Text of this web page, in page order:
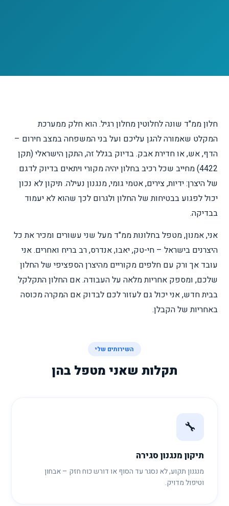
חלון ממ"ד שונה לחלוטין מחלון רגיל. הוא חלק ממערכת
המקלט שאמורה להגן עליכם ועל בני המשפחה במצב חירום –
הדף, אש, או חדירת אבק. בדיוק בגלל זה, התקן הישראלי (תקן
4422) מחייב שכל רכיב בחלון יהיה מקורי ויתאים בדיוק לדגם
של היצרן: ידיות, צירים, אטמי גומי, מנגנון נעילה. תיקון לא נכון
יכול לפגוע בבטיחות של החלון ולגרום לכך שהוא לא יעמוד
בבדיקה.
אני, אמנון, מטפל בחלונות ממ"ד מעל שני עשורים ומכיר את כל
היצרנים בישראל – חי-טק, יאבו, אנדרס, רב בריח ואחרים. אני
עובד אך ורק עם חלפים מקוריים מהיצרן הספציפי של החלון
שלכם, ומספק אחריות מלאה על העבודה. אם החלון התקלקל
בבית חדש, אני יכול גם לעזור לכם לבדוק אם המקרה מכוסה
באחריות של הקבלן.
השירותים שלי
תקלות שאני מטפל בהן
🔧
תיקון מנגנון סגירה
מנגנון תקוע, לא נסגר עד הסוף או דורש כוח חזק – אבחון
וטיפול מדויק.